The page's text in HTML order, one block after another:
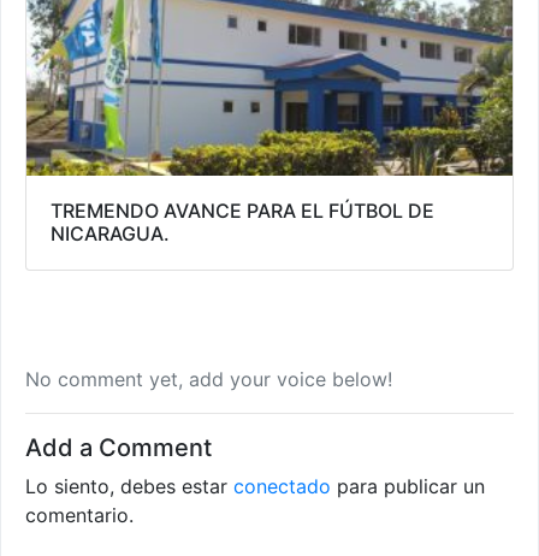
TREMENDO AVANCE PARA EL FÚTBOL DE
NICARAGUA.
No comment yet, add your voice below!
Add a Comment
Lo siento, debes estar conectado para publicar un
comentario.